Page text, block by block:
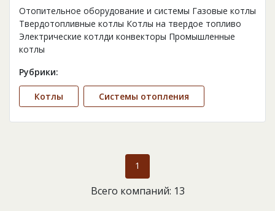
Отопительное оборудование и системы Газовые котлы
Твердотопливные котлы Котлы на твердое топливо
Электрические котлди конвекторы Промышленные
котлы
Рубрики:
Котлы Cистемы отопления
1
Всего компаний: 13